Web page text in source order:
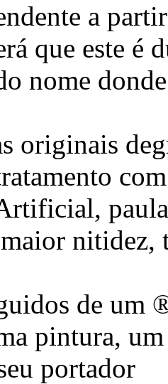
a
que este é
nome
originais
nitidez,
de um
pintura,
portador